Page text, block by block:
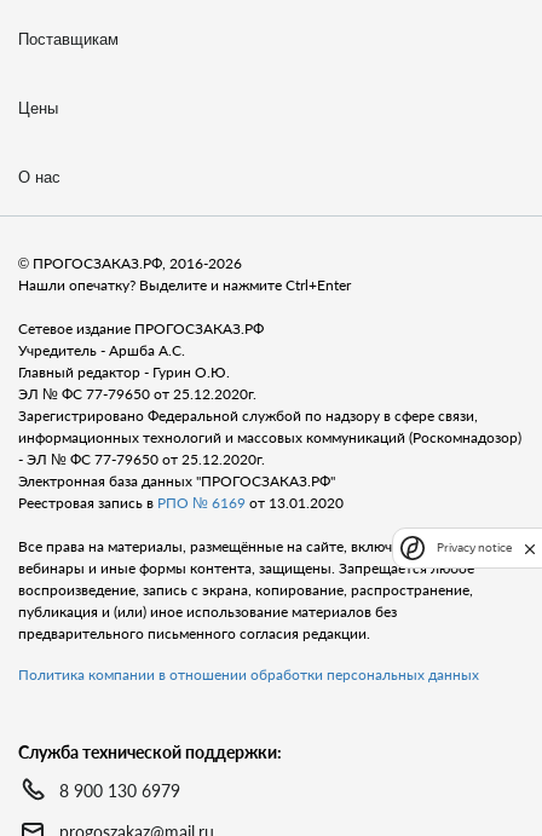
Поставщикам
Цены
О нас
© ПРОГОСЗАКАЗ.РФ, 2016-2026
Нашли опечатку? Выделите и нажмите Ctrl+Enter
Сетевое издание ПРОГОСЗАКАЗ.РФ
Учредитель - Аршба А.С.
Главный редактор - Гурин О.Ю.
ЭЛ № ФС 77-79650 от 25.12.2020г.
Зарегистрировано Федеральной службой по надзору в сфере связи,
информационных технологий и массовых коммуникаций (Роскомнадозор)
- ЭЛ № ФС 77-79650 от 25.12.2020г.
Электронная база данных "ПРОГОСЗАКАЗ.РФ"
Реестровая запись в РПО № 6169 от 13.01.2020
Все права на материалы, размещённые на сайте, включая тексты, видео,
вебинары и иные формы контента, защищены. Запрещается любое
воспроизведение, запись с экрана, копирование, распространение,
публикация и (или) иное использование материалов без
предварительного письменного согласия редакции.
Политика компании в отношении обработки персональных данных
Служба технической поддержки:
8 900 130 6979
progoszakaz@mail.ru
Privacy notice